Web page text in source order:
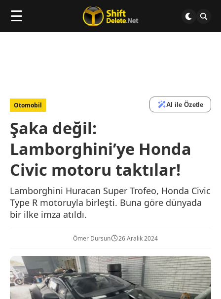
☰
Otomobil AI ile Özetle
Şaka değil:
Lamborghini’ye Honda
Civic motoru taktılar!
Lamborghini Huracan Super Trofeo, Honda Civic
Type R motoruyla birleşti. Buna göre dünyada
bir ilke imza atıldı.
Ömer Dursun 26 Aralık 2024